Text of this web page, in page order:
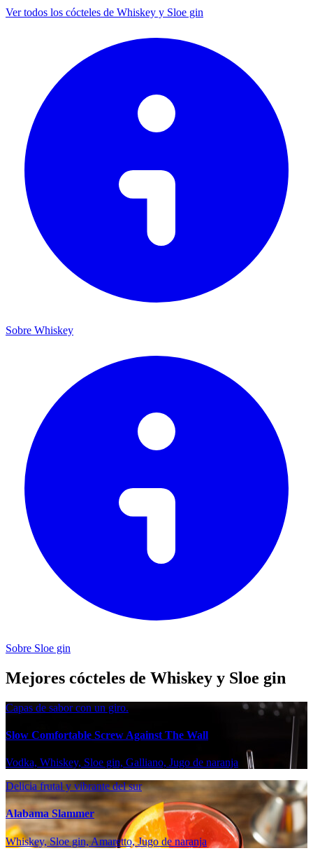
Ver todos los cócteles de Whiskey y Sloe gin
Sobre Whiskey
Sobre Sloe gin
Mejores cócteles de Whiskey y Sloe gin
Capas de sabor con un giro.
Slow Comfortable Screw Against The Wall
Vodka, Whiskey, Sloe gin, Galliano, Jugo de naranja
Delicia frutal y vibrante del sur
Alabama Slammer
Whiskey, Sloe gin, Amaretto, Jugo de naranja